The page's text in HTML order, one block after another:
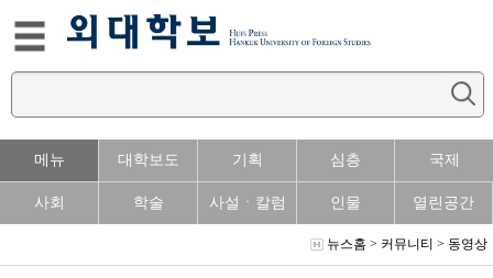
메뉴 대학보도 기획 심층 국제
사회 학술 사설ㆍ칼럼 인물 열린공간
뉴스홈 > 커뮤니티 > 동영상